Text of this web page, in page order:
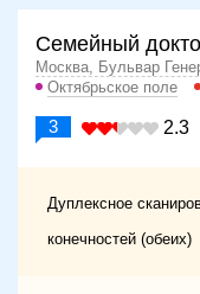
Семейный
Москва, Бульвар
Октябрьское поле
3 2.3
Дуплексное
конечностей (обеих)